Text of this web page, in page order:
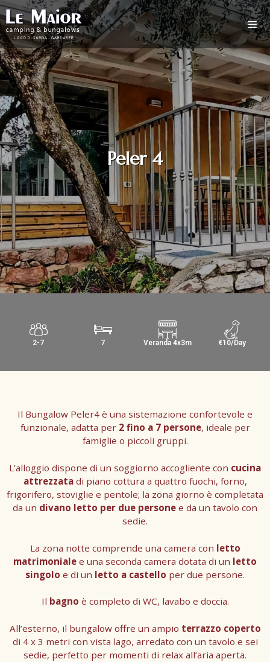
Peler 4
2-7 7 Veranda 4x3m €10/Day
Il Bungalow Peler4 è una sistemazione confortevole e
funzionale, adatta per 2 fino a 7 persone, ideale per
famiglie o piccoli gruppi.
L’alloggio dispone di un soggiorno accogliente con cucina
attrezzatadi piano cottura a quattro fuochi, forno,
frigorifero, stoviglie e pentole; la zona giorno è completata
da un divano letto per due persone e da un tavolo con
sedie.
La zona notte comprende una camera con letto
matrimoniale e una seconda camera dotata di un letto
singolo e di un letto a castello per due persone.
Il bagno è completo di WC, lavabo e doccia.
All’esterno, il bungalow offre un ampio terrazzo coperto
di 4 x 3 metri con vista lago, arredato con un tavolo e sei
sedie, perfetto per momenti di relax all’aria aperta.